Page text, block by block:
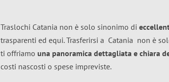
Traslochi Catania non è solo sinonimo di
trasparenti ed equi. Trasferirsi a Catania non è
ti offriamo una panoramica dettagliata e chiara
costi nascosti o spese impreviste.